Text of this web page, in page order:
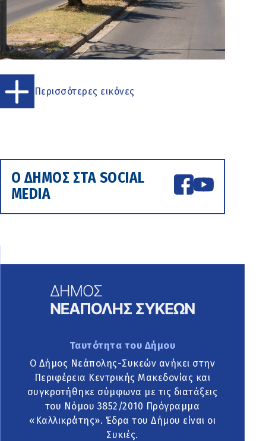
Περισσότερες εικόνες
Ο ΔΗΜΟΣ ΣΤΑ SOCIAL
MEDIA
Ταυτότητα του Δήμου
Ο Δήμος Νεάπολης-Συκεών ανήκει στην
Περιφέρεια Κεντρικής Μακεδονίας και
συγκροτήθηκε σύμφωνα με τις διατάξεις
του Νόμου 3852/2010 Πρόγραμμα
«Καλλικράτης». Έδρα του Δήμου είναι οι
Συκιές.